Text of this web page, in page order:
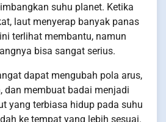
suhu planet. Ketika
laut menyerap banyak panas
terlihat membantu, namun
bisa sangat serius.
dapat mengubah pola arus,
dan membuat badai menjadi
yang terbiasa hidup pada suhu
ke tempat yang lebih sesuai.